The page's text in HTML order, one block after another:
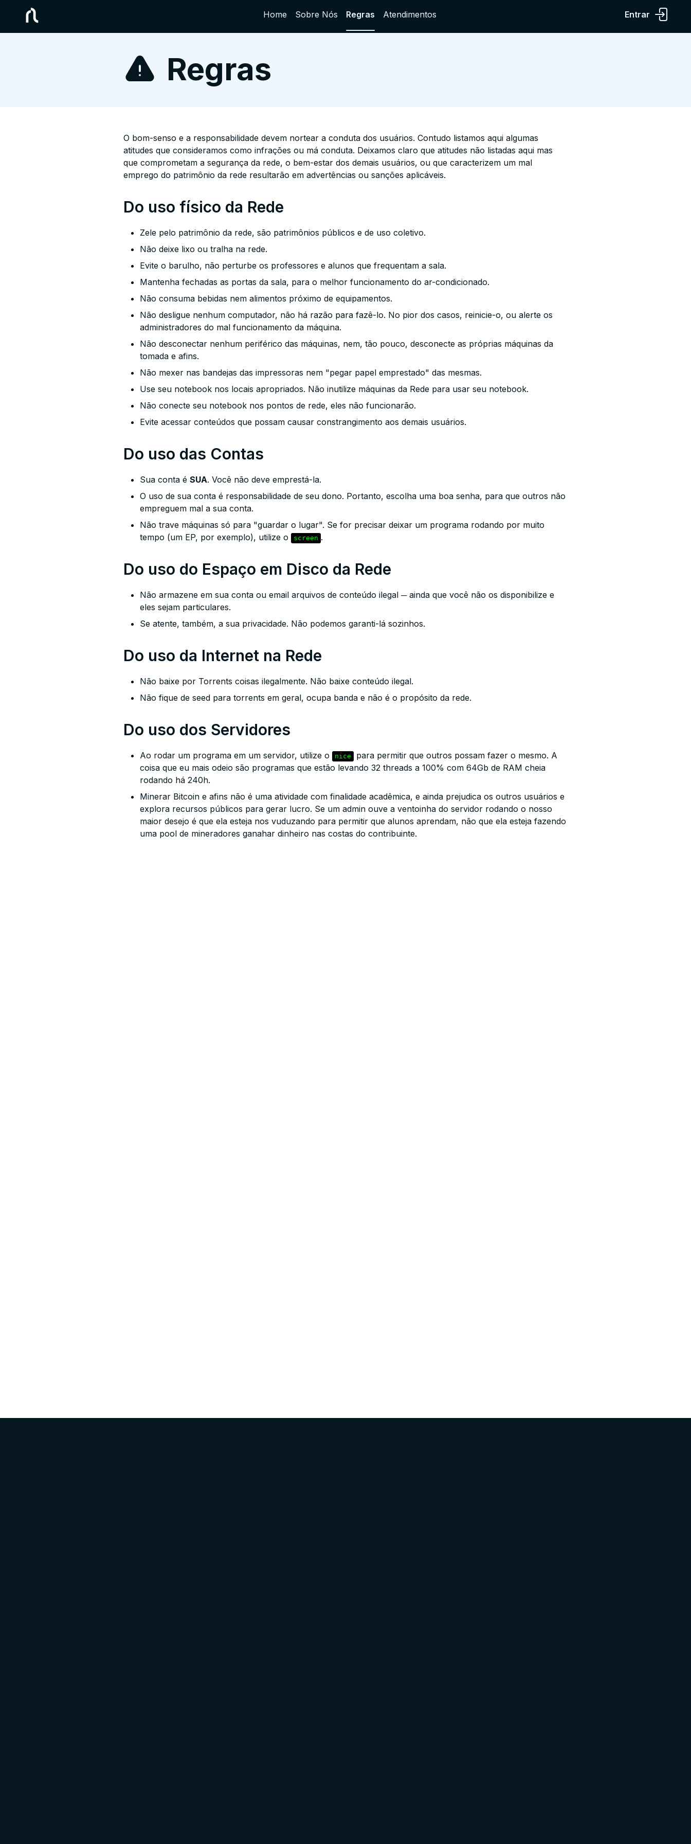
Home Sobre Nós Regras Atendimentos Entrar
Regras
O bom-senso e a responsabilidade devem nortear a conduta dos usuários. Contudo listamos aqui algumas
atitudes que consideramos como infrações ou má conduta. Deixamos claro que atitudes não listadas aqui mas
que comprometam a segurança da rede, o bem-estar dos demais usuários, ou que caracterizem um mal
emprego do patrimônio da rede resultarão em advertências ou sanções aplicáveis.
Do uso físico da Rede
Zele pelo patrimônio da rede, são patrimônios públicos e de uso coletivo.
Não deixe lixo ou tralha na rede.
Evite o barulho, não perturbe os professores e alunos que frequentam a sala.
Mantenha fechadas as portas da sala, para o melhor funcionamento do ar-condicionado.
Não consuma bebidas nem alimentos próximo de equipamentos.
Não desligue nenhum computador, não há razão para fazê-lo. No pior dos casos, reinicie-o, ou alerte os
administradores do mal funcionamento da máquina.
Não desconectar nenhum periférico das máquinas, nem, tão pouco, desconecte as próprias máquinas da
tomada e afins.
Não mexer nas bandejas das impressoras nem "pegar papel emprestado" das mesmas.
Use seu notebook nos locais apropriados. Não inutilize máquinas da Rede para usar seu notebook.
Não conecte seu notebook nos pontos de rede, eles não funcionarão.
Evite acessar conteúdos que possam causar constrangimento aos demais usuários.
Do uso das Contas
Sua conta é SUA. Você não deve emprestá-la.
O uso de sua conta é responsabilidade de seu dono. Portanto, escolha uma boa senha, para que outros não
empreguem mal a sua conta.
Não trave máquinas só para "guardar o lugar". Se for precisar deixar um programa rodando por muito
tempo (um EP, por exemplo), utilize o
screen .
Do uso do Espaço em Disco da Rede
Não armazene em sua conta ou email arquivos de conteúdo ilegal ─ ainda que você não os disponibilize e
eles sejam particulares.
Se atente, também, a sua privacidade. Não podemos garanti-lá sozinhos.
Do uso da Internet na Rede
Não baixe por Torrents coisas ilegalmente. Não baixe conteúdo ilegal.
Não fique de seed para torrents em geral, ocupa banda e não é o propósito da rede.
Do uso dos Servidores
Ao rodar um programa em um servidor, utilize o nice para permitir que outros possam fazer o mesmo. A
coisa que eu mais odeio são programas que estão levando 32 threads a 100% com 64Gb de RAM cheia
rodando há 240h.
Minerar Bitcoin e afins não é uma atividade com finalidade acadêmica, e ainda prejudica os outros usuários e
explora recursos públicos para gerar lucro. Se um admin ouve a ventoinha do servidor rodando o nosso
maior desejo é que ela esteja nos vuduzando para permitir que alunos aprendam, não que ela esteja fazendo
uma pool de mineradores ganahar dinheiro nas costas do contribuinte.